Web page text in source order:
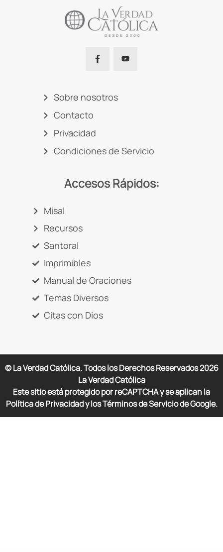
Sobre nosotros
Contacto
Privacidad
Condiciones de Servicio
Accesos Rápidos:
Misal
Recursos
Santoral
Imprimibles
Manual de Oraciones
Temas Diversos
Citas con Dios
© La Verdad Católica. Todos los Derechos Reservados2026
La Verdad Católica
Este sitio está protegido por reCAPTCHA y se aplican la
Política de Privacidad y los Términos de Servicio de Google.